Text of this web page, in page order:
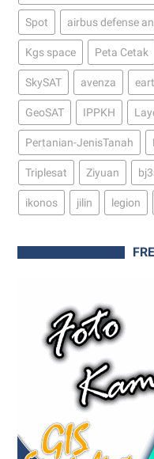
Spot airbus defense
Kgs space Peta Cetak
SkySAT avenza
GeoSAT IPPKH
Pertanian-JenisTanah
Triplesat Ziyuan
ikonos jilin legion